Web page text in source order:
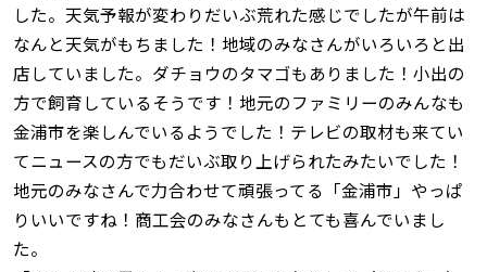
した。天気予報が変わりだいぶ荒れた感じでしたが午前は
なんと天気がもちました！地域のみなさんがいろいろと出
店していました。ダチョウのタマゴもありました！小出の
方で飼育しているそうです！地元のファミリーのみんなも
金浦市を楽しんでいるようでした！テレビの取材も来てい
てニュースの方でもだいぶ取り上げられたみたいでした！
地元のみなさんで力合わせて頑張ってる「金浦市」やっぱ
りいいですね！商工会のみなさんもとても喜んでいまし
た。